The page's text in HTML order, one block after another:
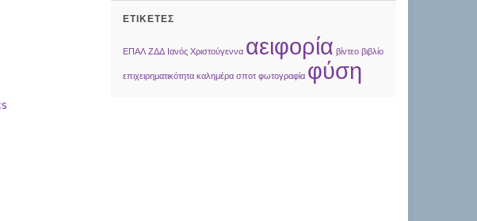
ΕΤΙΚΈΤΕΣ
ΕΠΑΛ ΖΔΔ Ιανός Χριστούγεννα αειφορία βίντεο βιβλίο
επιχειρηματικότητα καλημέρα σποτ φωτογραφία φύση